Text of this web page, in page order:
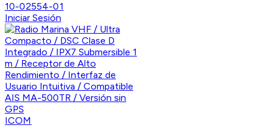
10-02554-01
Iniciar Sesión
ICOM